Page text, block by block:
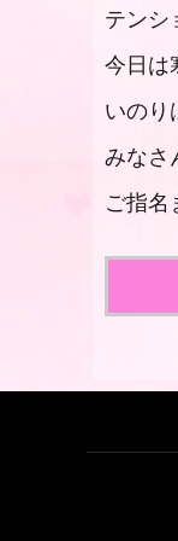
テンシ
今日は
いのり
みなさ
ご指名